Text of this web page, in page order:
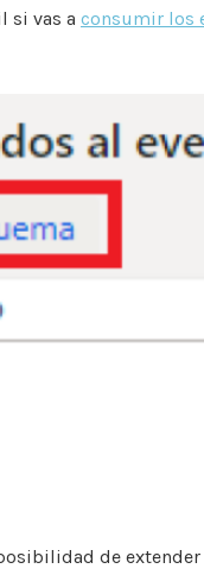
si vas a consumir los
de